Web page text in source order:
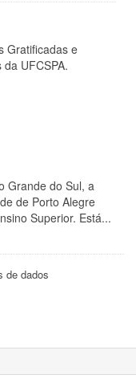
Gratificadas e
UFCSPA.
Grande do Sul, a
de Porto Alegre
Superior. Está...
de dados